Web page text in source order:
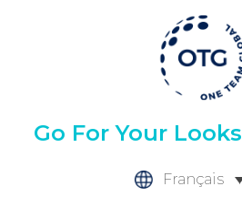
Go For Your Looks
Français